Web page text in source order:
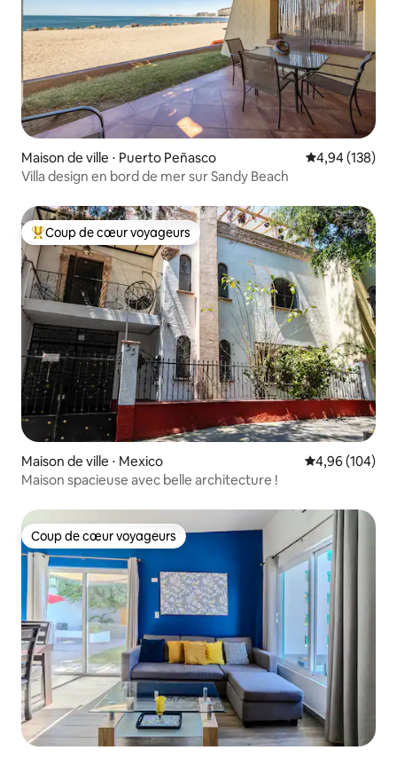
Maison de ville ⋅ Puerto Peñasco Évaluation
4,94 (138)
Villa design en bord de mer sur Sandy Beach
Coups de cœur voyageurs les plus appréciés
Coup de cœur voyageurs
Maison de ville ⋅ Mexico Évaluation
4,96 (104)
Maison spacieuse avec belle architecture !
Coup de cœur voyageurs
Coup de cœur voyageurs